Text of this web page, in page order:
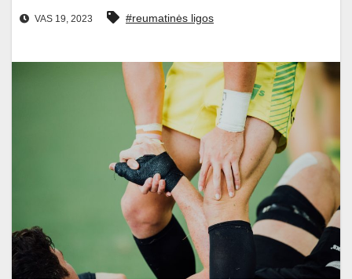
VAS 19, 2023 #reumatinės ligos